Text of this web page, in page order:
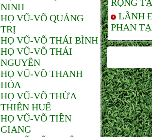
NINH
HỌ VŨ-VÕ QUẢNG
TRỊ
HỌ VŨ-VÕ THÁI BÌNH
HỌ VŨ-VÕ THÁI
NGUYÊN
HỌ VŨ-VÕ THANH
HÓA
HỌ VŨ-VÕ THỪA
THIÊN HUẾ
HỌ VŨ-VÕ TIỀN
GIANG
RỘNG
LÃNH
PHAN